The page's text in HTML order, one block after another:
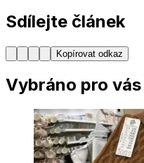
Sdílejte článek
Kopírovat odkaz
Vybráno pro vás